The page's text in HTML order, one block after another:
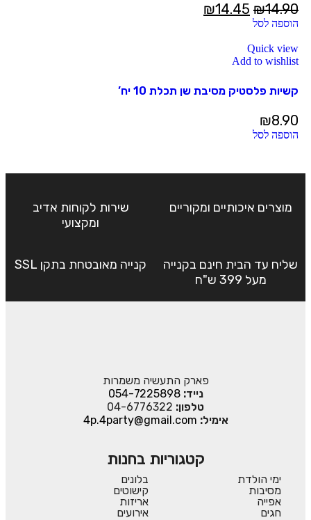
₪14.90
₪14.45
הוספה לסל
Quick view
Add to wishlist
קשיות פלסטיק מסיבת שן תכלת 10 יח’
₪8.90
הוספה לסל
מוצרים איכותיים ומקוריים
שירות לקוחות אדיב
ומקצועי
שליח עד הבית חינם בקנייה
מעל 399 ש"ח
קנייה מאובטחת בתקן SSL
פארק התעשיה משמרות
נייד:054-7225898
טלפון: 04-6776322
אימיל: 4p.4party@gmail.com
קטגוריות בחנות
ימי הולדת
מסיבות
אפייה
חגים
בלונים
קישוטים
אריזות
אירועים